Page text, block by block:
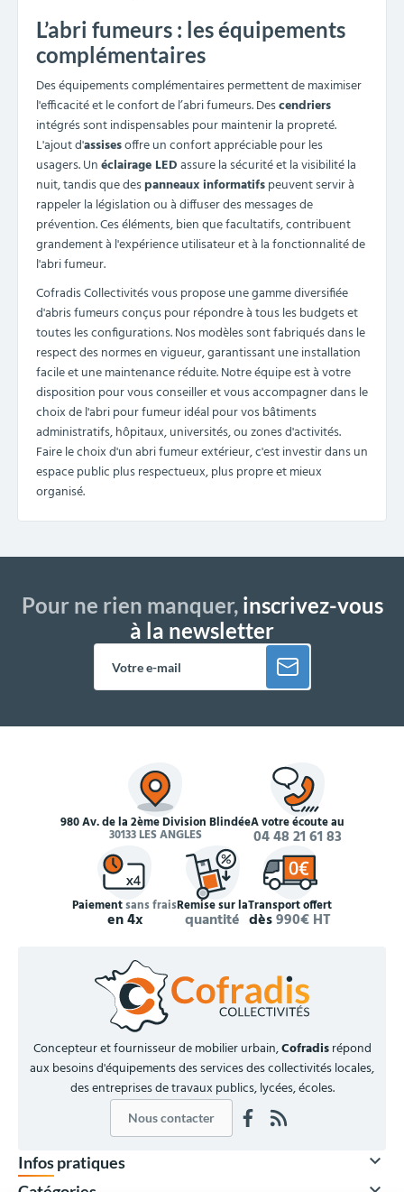
L’abri fumeurs : les équipements
complémentaires
Des équipements complémentaires permettent de maximiser
l'efficacité et le confort de l’abri fumeurs. Descendriers
intégrés sont indispensables pour maintenir la propreté.
L'ajout d'assisesoffre un confort appréciable pour les
usagers. Unéclairage LEDassure la sécurité et la visibilité la
nuit, tandis que despanneaux informatifspeuvent servir à
rappeler la législation ou à diffuser des messages de
prévention. Ces éléments, bien que facultatifs, contribuent
grandement à l'expérience utilisateur et à la fonctionnalité de
l'abri fumeur.
Cofradis Collectivités vous propose une gamme diversifiée
d'abris fumeurs conçus pour répondre à tous les budgets et
toutes les configurations. Nos modèles sont fabriqués dans le
respect des normes en vigueur, garantissant une installation
facile et une maintenance réduite. Notre équipe est à votre
disposition pour vous conseiller et vous accompagner dans le
choix de l'abri pour fumeur idéal pour vos bâtiments
administratifs, hôpitaux, universités, ou zones d'activités.
Faire le choix d'un abri fumeur extérieur, c'est investir dans un
espace public plus respectueux, plus propre et mieux
organisé.
Pour ne rien manquer,inscrivez-vous
à la newsletter
980 Av. de la 2ème Division Blindée
30133 LES ANGLES
À votre écoute au
04 48 21 61 83
Paiementsans frais
en 4x
Remise sur la
quantité
Transport offert
dès990€ HT
Concepteur et fournisseur de mobilier urbain,Cofradisrépond
aux besoins d'équipements des services des collectivités locales,
des entreprises de travaux publics, lycées, écoles.
Nous contacter
Infos pratiques 